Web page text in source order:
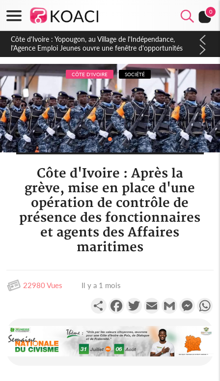
0
Côte d'Ivoire : CHU de Treichville, après la fronde, les agents
contractuels obtiennent un accord avec la direction sur les
arriérés du SMIG 2023
CÔTE D'IVOIRE SOCIÉTÉ
Côte d'Ivoire : Après la
grève, mise en place d'une
opération de contrôle de
présence des fonctionnaires
et agents des Affaires
maritimes
22980 Vues Il y a 1 mois
PartagerFacebookTwitterEmail Gmail